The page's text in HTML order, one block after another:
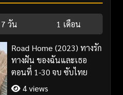
7 วัน 1 เดือน
Road Home (2023) ทางรัก
ทางฝัน ของฉันและเธอ
ตอนที่ 1-30 จบ ซับไทย
4 views